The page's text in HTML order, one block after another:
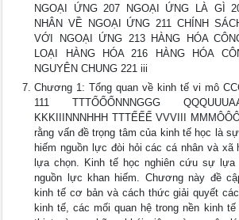
NGOẠI ỨNG 207 NGOẠI ỨNG LÀ GÌ
NHÂN VỀ NGOẠI ỨNG 211 CHÍNH
VỚI NGOẠI ỨNG 213 HÀNG HÓA
LOẠI HÀNG HÓA 216 HÀNG HÓA
NGUYÊN CHUNG 221 iii
Chương 1: Tổng quan về kinh tế vi mô
111 TTTỔỔỔNNNGGG
KKKIIINNNHHH TTTẾẾẾ VVVIII
rằng vấn đề trọng tâm của kinh tế học là
hiếm nguồn lực đòi hỏi các cá nhân và xã
lựa chọn. Kinh tế học nghiên cứu sự lựa
nguồn lực khan hiếm. Chương này đề
kinh tế cơ bản và cách thức giải quyết
kinh tế, các mối quan hệ trong nền kinh